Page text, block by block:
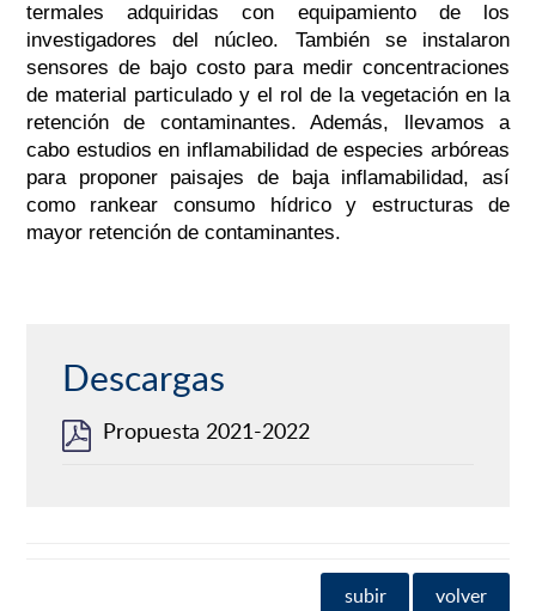
termales adquiridas con equipamiento de los
investigadores del núcleo. También se instalaron
sensores de bajo costo para medir concentraciones
de material particulado y el rol de la vegetación en la
retención de contaminantes. Además, llevamos a
cabo estudios en inflamabilidad de especies arbóreas
para proponer paisajes de baja inflamabilidad, así
como rankear consumo hídrico y estructuras de
mayor retención de contaminantes.
Descargas
Propuesta 2021-2022
subir volver